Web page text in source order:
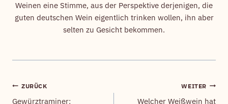
Weinen eine Stimme, aus der Perspektive derjenigen, die
guten deutschen Wein eigentlich trinken wollen, ihn aber
selten zu Gesicht bekommen.
ZURÜCK
Gewürztraminer:
WEITER
Welcher Weißwein hat